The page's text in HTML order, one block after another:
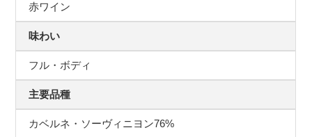
赤ワイン
味わい
フル・ボディ
主要品種
カベルネ・ソーヴィニヨン76%